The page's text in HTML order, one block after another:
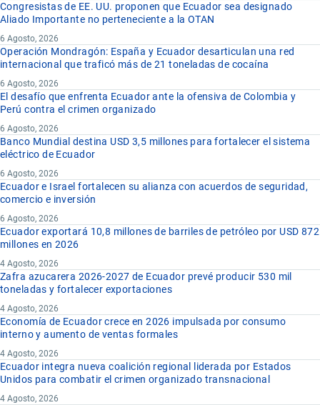
Congresistas de EE. UU. proponen que Ecuador sea designado
Aliado Importante no perteneciente a la OTAN
6 Agosto, 2026
Operación Mondragón: España y Ecuador desarticulan una red
internacional que traficó más de 21 toneladas de cocaína
6 Agosto, 2026
El desafío que enfrenta Ecuador ante la ofensiva de Colombia y
Perú contra el crimen organizado
6 Agosto, 2026
Banco Mundial destina USD 3,5 millones para fortalecer el sistema
eléctrico de Ecuador
6 Agosto, 2026
Ecuador e Israel fortalecen su alianza con acuerdos de seguridad,
comercio e inversión
6 Agosto, 2026
Ecuador exportará 10,8 millones de barriles de petróleo por USD 872
millones en 2026
4 Agosto, 2026
Zafra azucarera 2026-2027 de Ecuador prevé producir 530 mil
toneladas y fortalecer exportaciones
4 Agosto, 2026
Economía de Ecuador crece en 2026 impulsada por consumo
interno y aumento de ventas formales
4 Agosto, 2026
Ecuador integra nueva coalición regional liderada por Estados
Unidos para combatir el crimen organizado transnacional
4 Agosto, 2026